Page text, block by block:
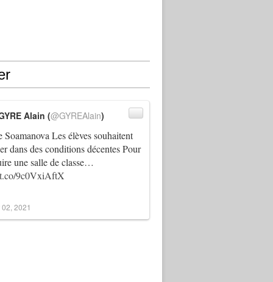
Soamanova Les élèves souhaitent
dans des conditions décentes Pour
une salle de classe…
9c0VxiAftX
Alain (@GYREAlain)
2021